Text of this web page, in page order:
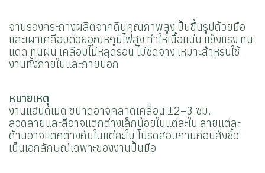
จานรองกระถางผลิตจากดินคุณภาพสูง ปั้นขึ้นรูปด้วยมือ
และเผาเคลือบด้วยอุณหภูมิไฟสูง ทำให้เนื้อแน่น แข็งแรง ทน
แดด ทนฝน เคลือบไม่หลุดร่อน ไม่ซีดจาง เหมาะสำหรับใช้
งานทั้งภายในและภายนอก
หมายเหตุ
งานแฮนด์เมด ขนาดอาจคลาดเคลื่อน ±2–3 ซม.
ลวดลายและสีอาจแตกต่างเล็กน้อยในแต่ละใบ ลายแต่ละ
ด้านอาจแตกต่างกันในแต่ละใบ โปรดสอบถามก่อนสั่งซื้อ
เป็นเอกลักษณ์เฉพาะของงานปั้นมือ